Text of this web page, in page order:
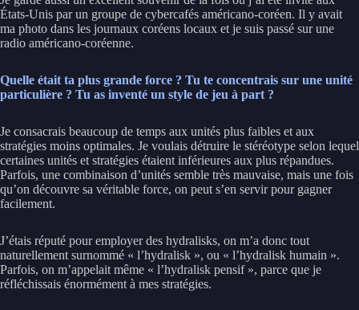
États-Unis par un groupe de cybercafés américano-coréen. Il y avait
ma photo dans les journaux coréens locaux et je suis passé sur une
radio américano-coréenne.
Quelle était ta plus grande force ? Tu te concentrais sur une unité
particulière ? Tu as inventé un style de jeu à part ?
Je consacrais beaucoup de temps aux unités plus faibles et aux
stratégies moins optimales. Je voulais détruire le stéréotype selon lequel
certaines unités et stratégies étaient inférieures aux plus répandues.
Parfois, une combinaison d’unités semble très mauvaise, mais une fois
qu’on découvre sa véritable force, on peut s’en servir pour gagner
facilement.
J’étais réputé pour employer des hydralisks, on m’a donc tout
naturellement surnommé « l’hydralisk », ou « l’hydralisk humain ».
Parfois, on m’appelait même « l’hydralisk pensif », parce que je
réfléchissais énormément à mes stratégies.